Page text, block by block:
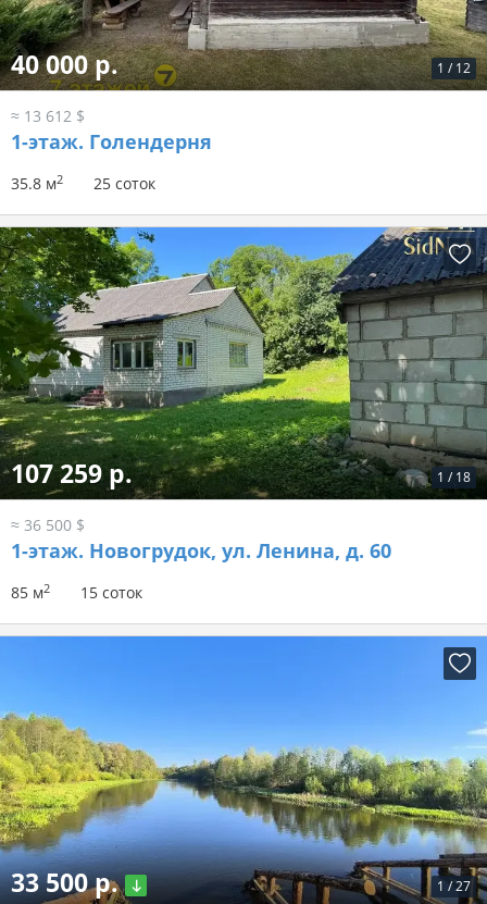
1 / 12
40 000 р.
≈ 13 612 $
1-этаж. Голендерня
35.8 м2 25 соток
1 / 18
107 259 р.
≈ 36 500 $
1-этаж. Новогрудок, ул. Ленина, д. 60
85 м2 15 соток
1 /27
33 500 р.